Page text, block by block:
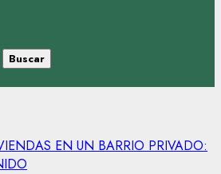
EN UN BARRIO PRIVADO: